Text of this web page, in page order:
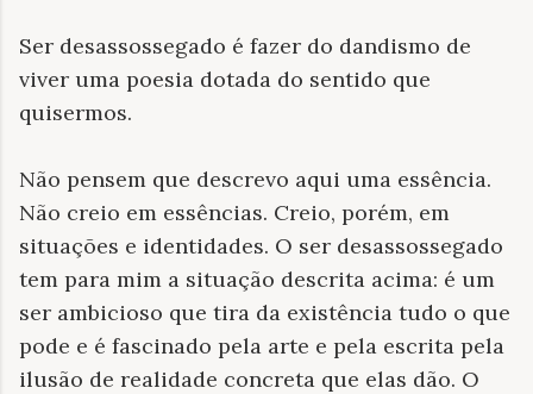
Ser desassossegado é fazer do dandismo de
viver uma poesia dotada do sentido que
quisermos.
Não pensem que descrevo aqui uma essência.
Não creio em essências. Creio, porém, em
situações e identidades. O ser desassossegado
tem para mim a situação descrita acima: é um
ser ambicioso que tira da existência tudo o que
pode e é fascinado pela arte e pela escrita pela
ilusão de realidade concreta que elas dão. O